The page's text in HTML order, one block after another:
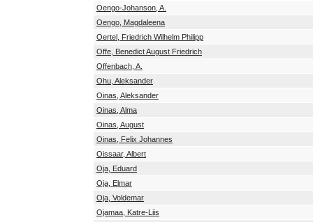
Oengo-Johanson, A.
Oengo, Magdaleena
Oertel, Friedrich Wilhelm Philipp
Offe, Benedict August Friedrich
Offenbach, A.
Ohu, Aleksander
Oinas, Aleksander
Oinas, Alma
Oinas, August
Oinas, Felix Johannes
Oissaar, Albert
Oja, Eduard
Oja, Elmar
Oja, Voldemar
Ojamaa, Katre-Liis